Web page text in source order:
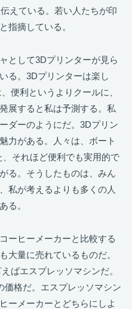
えている。若い人たちが印
指摘している。
として3Dプリンターが見ら
る。3Dプリンターは楽し
便利というよりクールに、
展すると私は予測する。私
ダーのようにだ。3Dプリン
力がある。人々は、ボート
それほど便利でも実用的で
る。そうしたものは、みん
私が考えるよりも多くの人
る。
ーヒーメーカーと比較する
大量に売れているものだ。
ばエスプレッソマシンだ。
価格だ。エスプレッソマシン
ーメーカーとどちらにしよ